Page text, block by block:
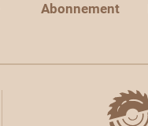
Abonnement